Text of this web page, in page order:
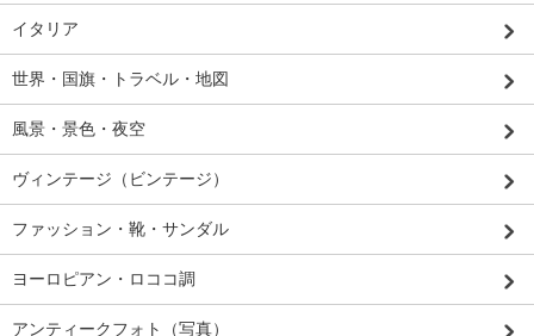
イタリア
世界・国旗・トラベル・地図
風景・景色・夜空
ヴィンテージ（ビンテージ）
ファッション・靴・サンダル
ヨーロピアン・ロココ調
アンティークフォト（写真）